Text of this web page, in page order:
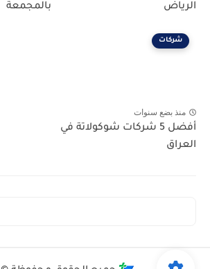
الرياض
بالمجمعة
شركات
منذ بضع سنوات
أفضل 5 شركات شوكولاتة في
العراق